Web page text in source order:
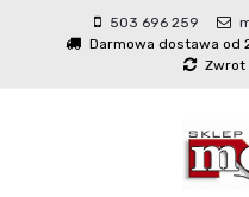
503 696 259
Darmowa dostawa od
Zwrot